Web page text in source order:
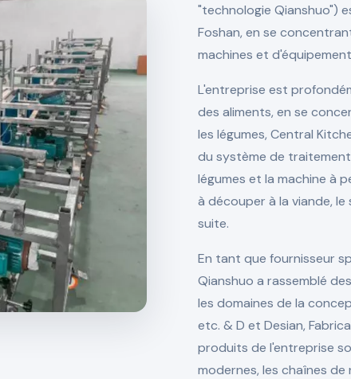
"technologie Qianshuo")
Foshan, en se
machines et
L'entreprise est
des aliments, en se
les légumes, Central
du système de
légumes et la machine à
à découper à la viande,
suite.
En tant que fournisseur
Qianshuo a rassemblé
les domaines de la
etc. & D et Desian,
produits de l'entreprise
modernes, les chaînes